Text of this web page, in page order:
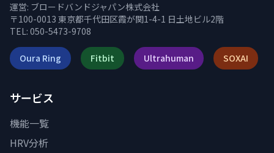
運営: ブロードバンドジャパン株式会社
〒100-0013 東京都千代田区霞が関1-4-1 日土地ビル2階
TEL: 050-5473-9708
Oura Ring Fitbit Ultrahuman SOXAI
サービス
機能一覧
HRV分析